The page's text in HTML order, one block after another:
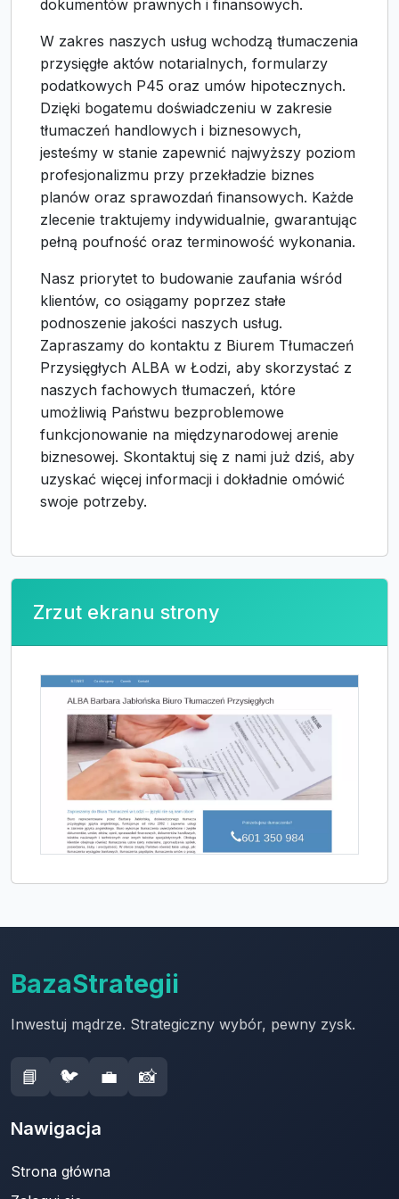
dokumentów prawnych i finansowych.
W zakres naszych usług wchodzą tłumaczenia
przysięgłe aktów notarialnych, formularzy
podatkowych P45 oraz umów hipotecznych.
Dzięki bogatemu doświadczeniu w zakresie
tłumaczeń handlowych i biznesowych,
jesteśmy w stanie zapewnić najwyższy poziom
profesjonalizmu przy przekładzie biznes
planów oraz sprawozdań finansowych. Każde
zlecenie traktujemy indywidualnie, gwarantując
pełną poufność oraz terminowość wykonania.
Nasz priorytet to budowanie zaufania wśród
klientów, co osiągamy poprzez stałe
podnoszenie jakości naszych usług.
Zapraszamy do kontaktu z Biurem Tłumaczeń
Przysięgłych ALBA w Łodzi, aby skorzystać z
naszych fachowych tłumaczeń, które
umożliwią Państwu bezproblemowe
funkcjonowanie na międzynarodowej arenie
biznesowej. Skontaktuj się z nami już dziś, aby
uzyskać więcej informacji i dokładnie omówić
swoje potrzeby.
Zrzut ekranu strony
BazaStrategii
Inwestuj mądrze. Strategiczny wybór, pewny zysk.
📘 🐦 💼 📸
Nawigacja
Strona główna